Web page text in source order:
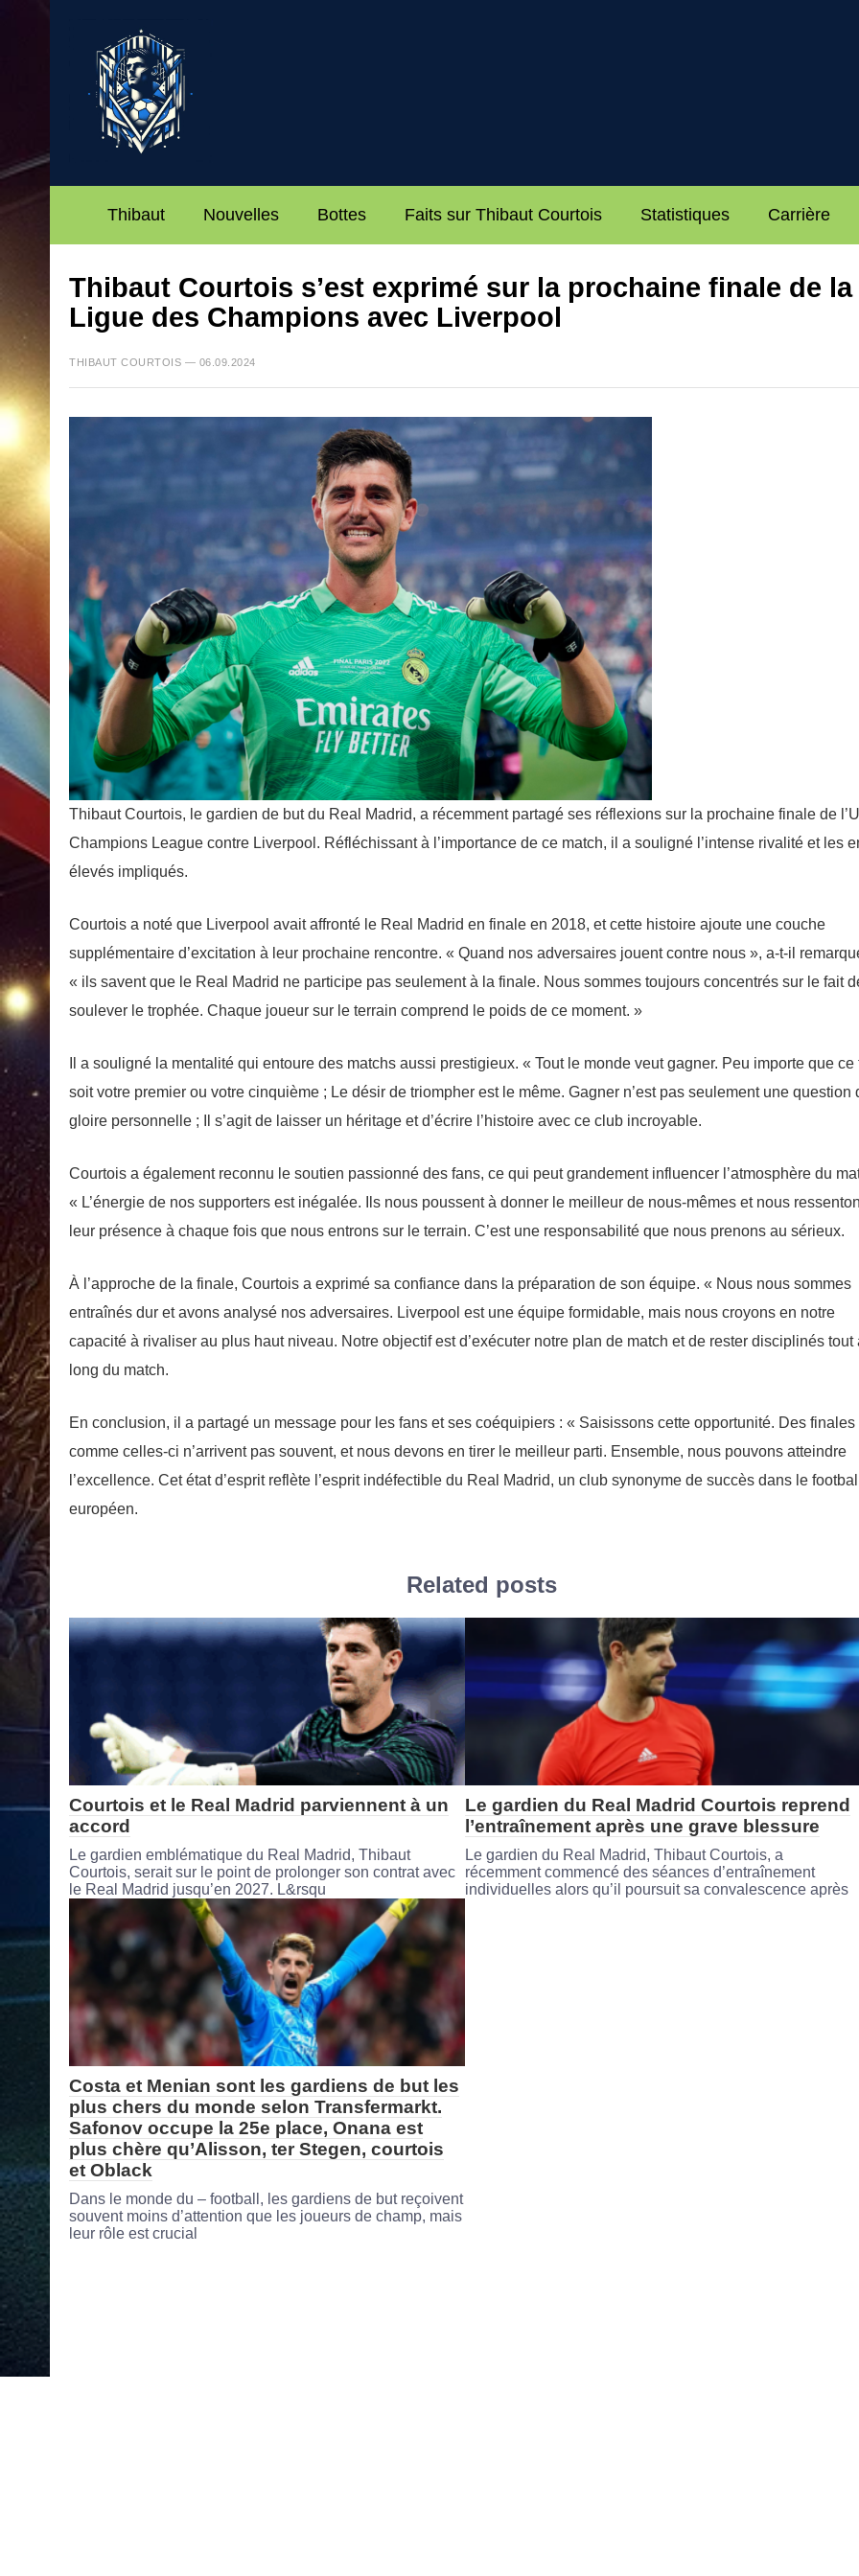
Thibaut Nouvelles Bottes Faits sur Thibaut Courtois Statistiques Carrière
Thibaut Courtois s’est exprimé sur la prochaine finale de la
Ligue des Champions avec Liverpool
THIBAUT COURTOIS — 06.09.2024
Thibaut Courtois, le gardien de but du Real Madrid, a récemment partagé ses réflexions sur la prochaine finale de
Champions League contre Liverpool. Réfléchissant à l’importance de ce match, il a souligné l’intense rivalité et les
élevés impliqués.
Courtois a noté que Liverpool avait affronté le Real Madrid en finale en 2018, et cette histoire ajoute une couche
supplémentaire d’excitation à leur prochaine rencontre. « Quand nos adversaires jouent contre nous », a-t-il
« ils savent que le Real Madrid ne participe pas seulement à la finale. Nous sommes toujours concentrés sur le fait
soulever le trophée. Chaque joueur sur le terrain comprend le poids de ce moment. »
Il a souligné la mentalité qui entoure des matchs aussi prestigieux. « Tout le monde veut gagner. Peu importe que ce
soit votre premier ou votre cinquième ; Le désir de triompher est le même. Gagner n’est pas seulement une question
gloire personnelle ; Il s’agit de laisser un héritage et d’écrire l’histoire avec ce club incroyable.
Courtois a également reconnu le soutien passionné des fans, ce qui peut grandement influencer l’atmosphère du
« L’énergie de nos supporters est inégalée. Ils nous poussent à donner le meilleur de nous-mêmes et nous
leur présence à chaque fois que nous entrons sur le terrain. C’est une responsabilité que nous prenons au sérieux.
À l’approche de la finale, Courtois a exprimé sa confiance dans la préparation de son équipe. « Nous nous sommes
entraînés dur et avons analysé nos adversaires. Liverpool est une équipe formidable, mais nous croyons en notre
capacité à rivaliser au plus haut niveau. Notre objectif est d’exécuter notre plan de match et de rester disciplinés tout
long du match.
En conclusion, il a partagé un message pour les fans et ses coéquipiers : « Saisissons cette opportunité. Des finales
comme celles-ci n’arrivent pas souvent, et nous devons en tirer le meilleur parti. Ensemble, nous pouvons atteindre
l’excellence. Cet état d’esprit reflète l’esprit indéfectible du Real Madrid, un club synonyme de succès dans le
européen.
Related posts
Courtois et le Real Madrid parviennent à un
accord
Le gardien emblématique du Real Madrid, Thibaut
Courtois, serait sur le point de prolonger son contrat avec
le Real Madrid jusqu’en 2027. L&rsqu
Le gardien du Real Madrid Courtois reprend
l’entraînement après une grave blessure
Le gardien du Real Madrid, Thibaut Courtois, a
récemment commencé des séances d’entraînement
individuelles alors qu’il poursuit sa convalescence après
Costa et Menian sont les gardiens de but les
plus chers du monde selon Transfermarkt.
Safonov occupe la 25e place, Onana est
plus chère qu’Alisson, ter Stegen, courtois
et Oblack
Dans le monde du – football, les gardiens de but reçoivent
souvent moins d’attention que les joueurs de champ, mais
leur rôle est crucial